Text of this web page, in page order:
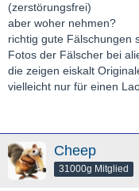
(zerstörungsfrei)
aber woher nehmen?
richtig gute Fälschungen
Fotos der Fälscher bei
die zeigen eiskalt
vielleicht nur für einen
Cheep
31000g Mitglied